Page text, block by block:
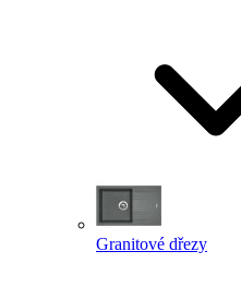
Granitové dřezy